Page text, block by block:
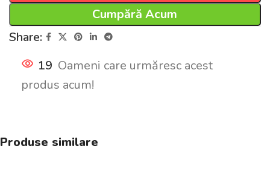
Cumpără Acum
Share:
19 Oameni care urmăresc acest
produs acum!
Produse similare